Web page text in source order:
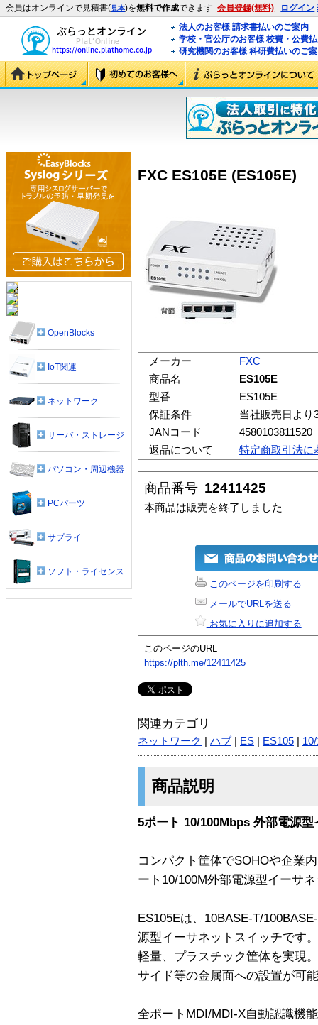
会員はオンラインで見積書(見本)を無料で作成できます 会員登録(無料) ログイン
法人のお客様 請求書払いのご案内
学校・官公庁のお客様 校費・公費
研究機関のお客様 科研費払いのご
FXC ES105E (ES105E)
メーカー
FXC
商品名
ES105E
型番
ES105E
保証条件
当社販売日より
JANコード
4580103811520
返品について
特定商取引法に
商品番号 12411425
本商品は販売を終了しました
このページを印刷する
メールでURLを送る
お気に入りに追加する
このページのURL
https://plth.me/12411425
関連カテゴリ
ネットワーク ハブ ES ES105
商品説明
5ポート 10/100Mbps 外部電源
コンパクト筐体でSOHOや企業
ート10/100M外部電源型イーサ
ES105Eは、10BASE-T/
源型イーサネットスイッチです
軽量、プラスチック筐体を実現
サイド等の金属面への設置が可
全ポートMDI/MDI-X自動認識機
OpenBlocks
IoT関連
ネットワーク
サーバ・ストレージ
パソコン・周辺機器
PCパーツ
サプライ
ソフト・ライセンス